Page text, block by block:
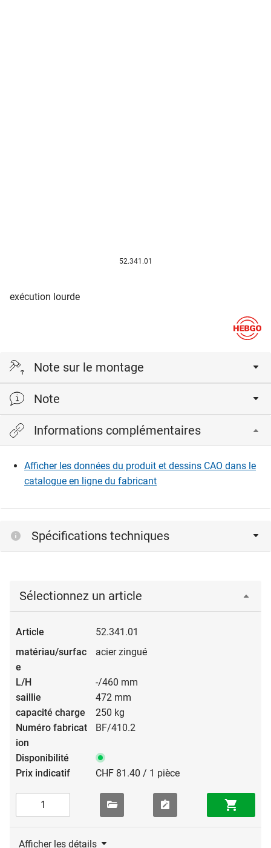
52.341.01
exécution lourde
Note sur le montage
avec pointe de marquage pour déterminer le point de
Note
force portante par console
Informations complémentaires
Afficher les données du produit et dessins CAO dans le
catalogue en ligne du fabricant
Spécifications techniques
Sélectionnez un article
52.341.01
acier zingué
-/460 mm
472 mm
250 kg
BF/410.2
CHF 81.40 / 1 pièce
Afficher les détails